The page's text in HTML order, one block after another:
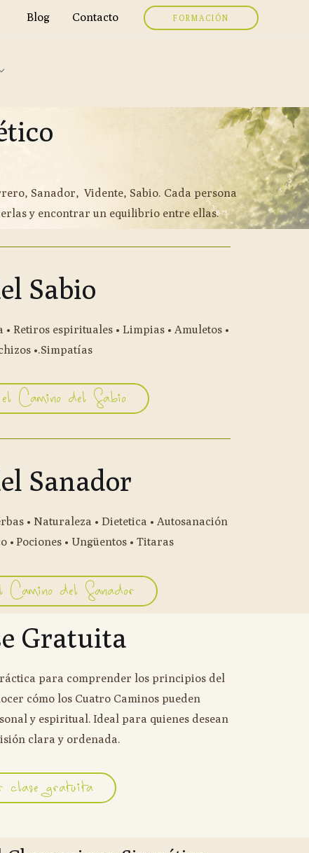
Blog Contacto FORMACIÓN
Sanador, Vidente, Sabio. Cada persona
y encontrar un equilibrio entre ellas.
Sabio
Retiros espirituales • Limpias • Amuletos •
•.Simpatías
Camino del Sabio
Sanador
• Naturaleza • Dietetica • Autosanación
• Pociones • Ungüentos • Titaras
Camino del Sanador
Gratuita
para comprender los principios del
cómo los Cuatro Caminos pueden
y espiritual. Ideal para quienes desean
clara y ordenada.
clase gratuita